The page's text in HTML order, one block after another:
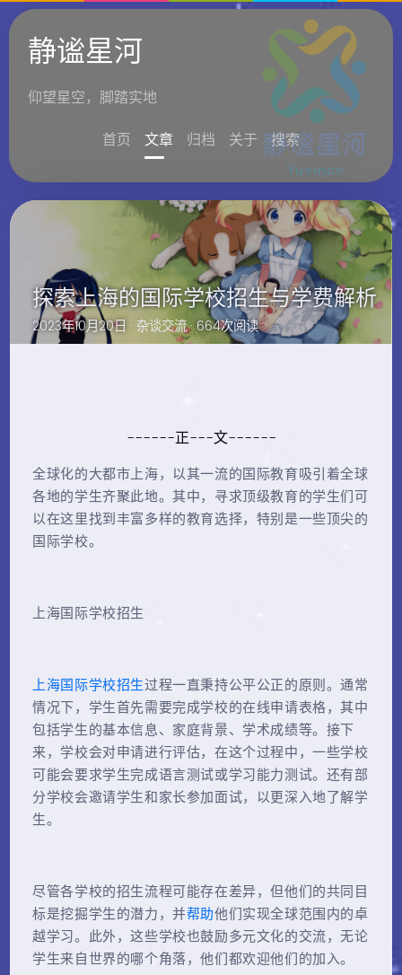
静谧星河
仰望星空，脚踏实地
首页
文章 归档 关于 搜索
探索上海的国际学校招生与学费解析
2023年10月20日 · 杂谈交流· 664次阅读
------正---文------
全球化的大都市上海，以其一流的国际教育吸引着全球
各地的学生齐聚此地。其中，寻求顶级教育的学生们可
以在这里找到丰富多样的教育选择，特别是一些顶尖的
国际学校。
上海国际学校招生
上海国际学校招生过程一直秉持公平公正的原则。通常
情况下，学生首先需要完成学校的在线申请表格，其中
包括学生的基本信息、家庭背景、学术成绩等。接下
来，学校会对申请进行评估，在这个过程中，一些学校
可能会要求学生完成语言测试或学习能力测试。还有部
分学校会邀请学生和家长参加面试，以更深入地了解学
生。
尽管各学校的招生流程可能存在差异，但他们的共同目
标是挖掘学生的潜力，并帮助他们实现全球范围内的卓
越学习。此外，这些学校也鼓励多元文化的交流，无论
学生来自世界的哪个角落，他们都欢迎他们的加入。